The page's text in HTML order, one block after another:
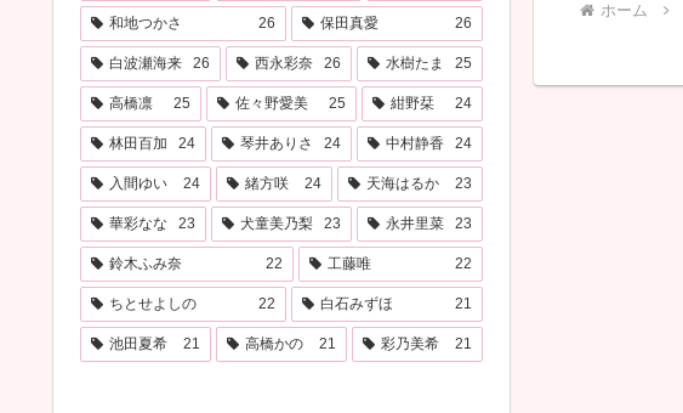
ホーム
和地つかさ 26 保田真愛 26
白波瀬海来 26 西永彩奈 26 水樹たま 25
高橋凛 25 佐々野愛美 25 紺野栞 24
林田百加 24 琴井ありさ 24 中村静香 24
入間ゆい 24 緒方咲 24 天海はるか 23
華彩なな 23 犬童美乃梨 23 永井里菜 23
鈴木ふみ奈 22 工藤唯 22
ちとせよしの 22 白石みずほ 21
池田夏希 21 高橋かの 21 彩乃美希 21